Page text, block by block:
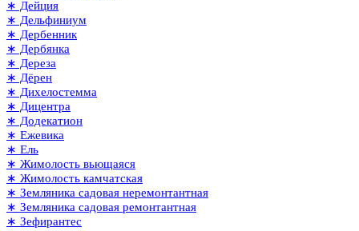
∗ Дейция
∗ Дельфиниум
∗ Дербенник
∗ Дербянка
∗ Дереза
∗ Дёрен
∗ Дихелостемма
∗ Дицентра
∗ Додекатион
∗ Ежевика
∗ Ель
∗ Жимолость вьющаяся
∗ Жимолость камчатская
∗ Земляника садовая неремонтантная
∗ Земляника садовая ремонтантная
∗ Зефирантес